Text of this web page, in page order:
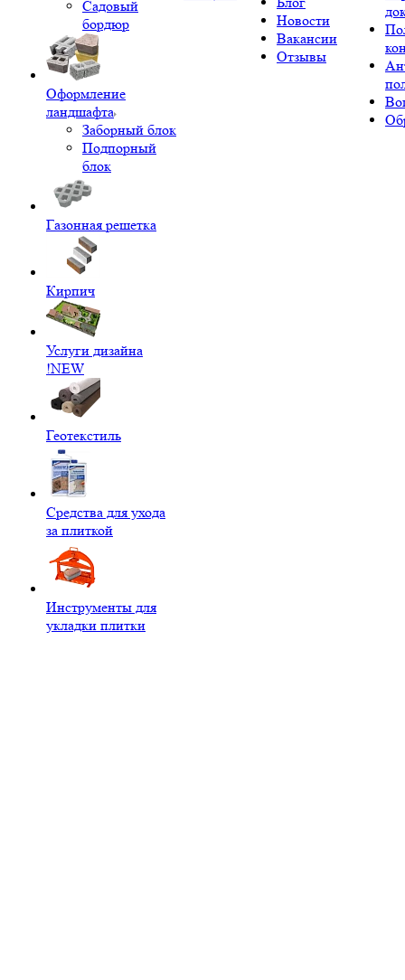
Садовый
бордюр
Оформление
ландшафта
Заборный блок
Подпорный
блок
Газонная решетка
Кирпич
Услуги дизайна
!NEW
Геотекстиль
Средства для ухода
за плиткой
Инструменты для
укладки плитки
Новости
Вакансии
Отзывы